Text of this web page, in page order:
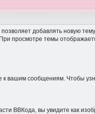
добавлять новую тему
просмотре темы
вашим сообщениям. Чтобы
ВВКода, вы увидите как